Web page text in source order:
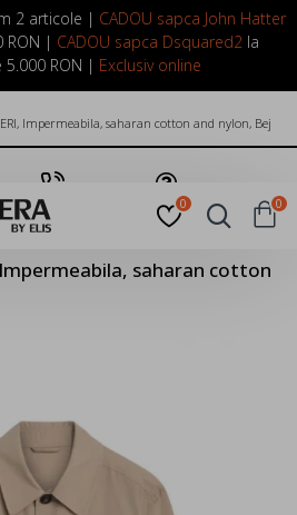
2 articole | CADOU sapca John Hatter
RON | CADOU sapca Dsquared2 la
RON | Exclusiv online
0 0
Impermeabila, saharan cotton and nylon, Bej
Suna Acum Pune o Intrebare
Impermeabila, saharan cotton